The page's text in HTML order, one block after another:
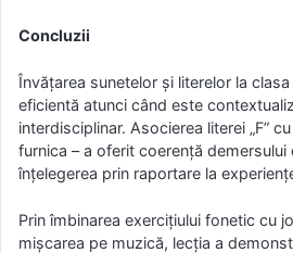
Concluzii
Învățarea sunetelor și literelor la
eficientă atunci când este
interdisciplinar. Asocierea literei „F”
furnica – a oferit coerență
înțelegerea prin raportare la
Prin îmbinarea exercițiului fonetic cu
mișcarea pe muzică, lecția a